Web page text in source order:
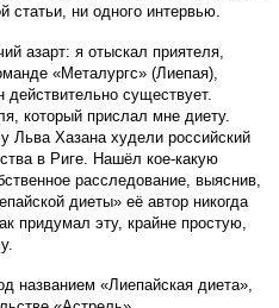
статьи, ни одного интервью.
азарт: я отыскал приятеля,
«Металургс» (Лиепая),
существует.
который прислал мне диету.
Льва Хазана худели российский
в Риге. Нашёл кое-какую
расследование, выяснив,
диеты» её автор никогда
придумал эту, крайне простую,
названием «Лиепайская диета»,